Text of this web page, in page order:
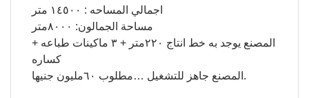
اجمالي المساحه : ١٤٥٠٠ متر
مساحة الجمالون: ٨٠٠٠متر
المصنع يوجد به خط انتاج ٢٢٠متر + ٣ ماكينات طباعه +
كساره
المصنع جاهز للتشغيل …مطلوب ٦٠مليون جنيها.